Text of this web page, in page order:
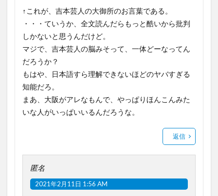
↑これが、吉本芸人の大御所のお言葉である。
・・・ていうか、全文読んだらもっと酷いから批判
しかないと思うんだけど。
マジで、吉本芸人の脳みそって、一体どーなってん
だろうか？
もはや、日本語すら理解できないほどのヤバすぎる
知能だろ。
まあ、大阪がアレなもんで、やっぱりほんこんみた
いな人がいっぱいいるんだろうな。
返信
匿名
2021年2月11日 1:56 AM